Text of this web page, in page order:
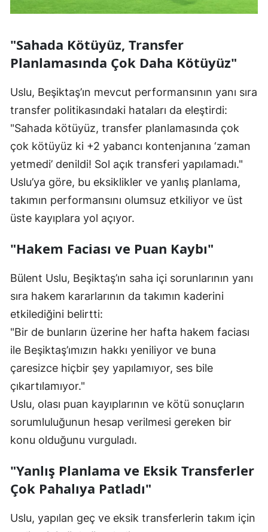
"Sahada Kötüyüz, Transfer
Planlamasında Çok Daha Kötüyüz"
Uslu, Beşiktaş’ın mevcut performansının yanı sıra
transfer politikasındaki hataları da eleştirdi:
"Sahada kötüyüz, transfer planlamasında çok
çok kötüyüz ki +2 yabancı kontenjanına ‘zaman
yetmedi’ denildi! Sol açık transferi yapılamadı."
Uslu’ya göre, bu eksiklikler ve yanlış planlama,
takımın performansını olumsuz etkiliyor ve üst
üste kayıplara yol açıyor.
"Hakem Faciası ve Puan Kaybı"
Bülent Uslu, Beşiktaş’ın saha içi sorunlarının yanı
sıra hakem kararlarının da takımın kaderini
etkilediğini belirtti:
"Bir de bunların üzerine her hafta hakem faciası
ile Beşiktaş’ımızın hakkı yeniliyor ve buna
çaresizce hiçbir şey yapılamıyor, ses bile
çıkartılamıyor."
Uslu, olası puan kayıplarının ve kötü sonuçların
sorumluluğunun hesap verilmesi gereken bir
konu olduğunu vurguladı.
"Yanlış Planlama ve Eksik Transferler
Çok Pahalıya Patladı"
Uslu, yapılan geç ve eksik transferlerin takım için